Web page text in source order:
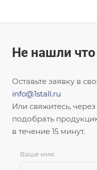
Не нашли
Оставьте заявку в
info@1stall.ru
Или свяжитесь,
подобрать
в течение 15 минут.
Ваше имя: